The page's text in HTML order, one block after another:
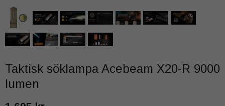
Taktisk söklampa Acebeam X20‑R 9000
lumen